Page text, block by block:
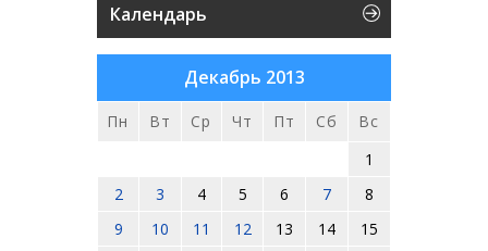
Календарь
Декабрь 2013
Пн Вт Ср Чт Пт Сб
Вс
1
2
3 4 5 6 7
8
9
10 11 12 13 14
15